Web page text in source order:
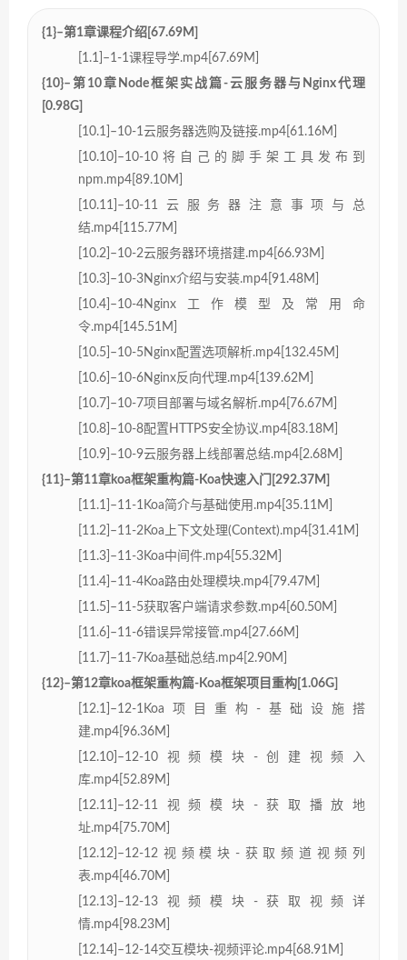
{1}–第1章课程介绍[67.69M]
[1.1]–1-1课程导学.mp4[67.69M]
{10}–第10章Node框架实战篇-云服务器与Nginx代理
[0.98G]
[10.1]–10-1云服务器选购及链接.mp4[61.16M]
[10.10]–10-10将自己的脚手架工具发布到
npm.mp4[89.10M]
[10.11]–10-11云服务器注意事项与总
结.mp4[115.77M]
[10.2]–10-2云服务器环境搭建.mp4[66.93M]
[10.3]–10-3Nginx介绍与安装.mp4[91.48M]
[10.4]–10-4Nginx工作模型及常用命
令.mp4[145.51M]
[10.5]–10-5Nginx配置选项解析.mp4[132.45M]
[10.6]–10-6Nginx反向代理.mp4[139.62M]
[10.7]–10-7项目部署与域名解析.mp4[76.67M]
[10.8]–10-8配置HTTPS安全协议.mp4[83.18M]
[10.9]–10-9云服务器上线部署总结.mp4[2.68M]
{11}–第11章koa框架重构篇-Koa快速入门[292.37M]
[11.1]–11-1Koa简介与基础使用.mp4[35.11M]
[11.2]–11-2Koa上下文处理(Context).mp4[31.41M]
[11.3]–11-3Koa中间件.mp4[55.32M]
[11.4]–11-4Koa路由处理模块.mp4[79.47M]
[11.5]–11-5获取客户端请求参数.mp4[60.50M]
[11.6]–11-6错误异常接管.mp4[27.66M]
[11.7]–11-7Koa基础总结.mp4[2.90M]
{12}–第12章koa框架重构篇-Koa框架项目重构[1.06G]
[12.1]–12-1Koa项目重构-基础设施搭
建.mp4[96.36M]
[12.10]–12-10视频模块-创建视频入
库.mp4[52.89M]
[12.11]–12-11视频模块-获取播放地
址.mp4[75.70M]
[12.12]–12-12视频模块-获取频道视频列
表.mp4[46.70M]
[12.13]–12-13视频模块-获取视频详
情.mp4[98.23M]
[12.14]–12-14交互模块-视频评论.mp4[68.91M]